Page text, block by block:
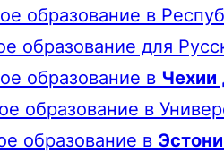
образование в
образование для
образование в Чехии
образование в
образование в